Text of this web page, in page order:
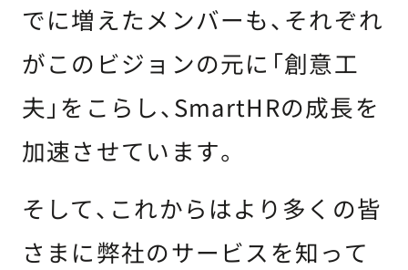
でに増えたメンバーも、それぞれ
がこのビジョンの元に「創意工
夫」をこらし、SmartHRの成長を
加速させています。
そして、これからはより多くの皆
さまに弊社のサービスを知って